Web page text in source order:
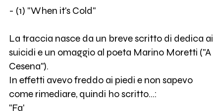
- (1) "When it's Cold"
La traccia nasce da un breve scritto di dedica ai
suicidi e un omaggio al poeta Marino Moretti ("A
Cesena").
In effetti avevo freddo ai piedi e non sapevo
come rimediare, quindi ho scritto...:
"Fa'